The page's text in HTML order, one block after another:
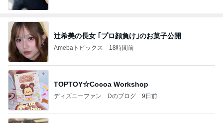
辻希美の長女 ｢プロ顔負け｣のお菓子公開
Amebaトピックス 18時間前
TOPTOY☆Cocoa Workshop
ディズニーファン Dのブログ 9日前